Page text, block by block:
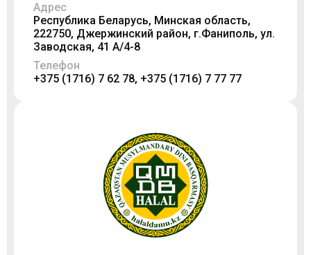
Адрес
Республика Беларусь, Минская область,
222750, Джержинский район, г.Фаниполь, ул.
Заводская, 41 А/4-8
Телефон
+375 (1716) 7 62 78, +375 (1716) 7 77 77